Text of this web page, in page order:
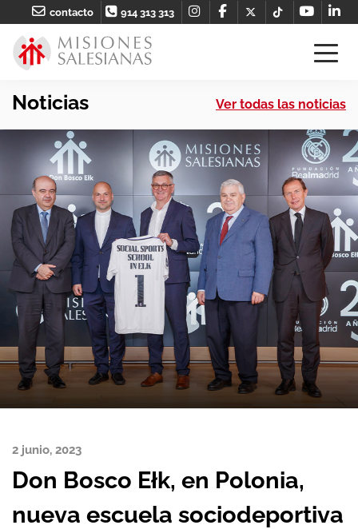
contacto 914 313 313
Noticias Ver todas las noticias
2 junio, 2023
Don Bosco Ełk, en Polonia,
nueva escuela sociodeportiva